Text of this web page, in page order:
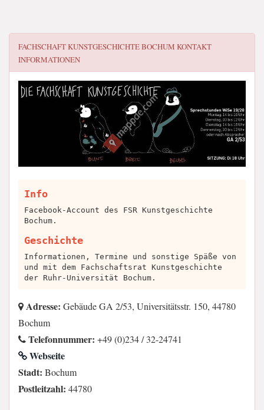
FACHSCHAFT KUNSTGESCHICHTE BOCHUM KONTAKT
INFORMATIONEN
Info
Facebook-Account des FSR Kunstgeschichte
Bochum.
Geschichte
Informationen, Termine und sonstige Späße von
und mit dem Fachschaftsrat Kunstgeschichte
der Ruhr-Universität Bochum.
Adresse: Gebäude GA 2/53, Universitätsstr. 150, 44780
Bochum
Telefonnummer: +49 (0)234 / 32-24741
Webseite
Stadt: Bochum
Postleitzahl: 44780